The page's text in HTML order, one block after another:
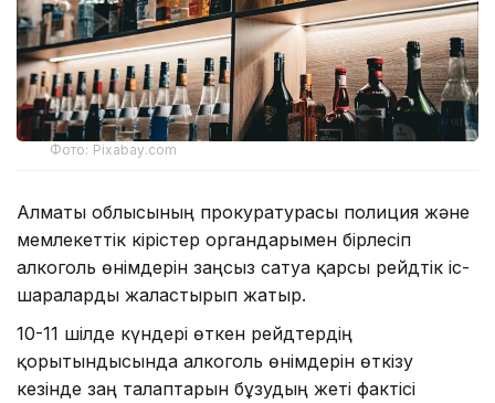
Фото: Pixabay.com
Алматы облысының прокуратурасы полиция және
мемлекеттік кірістер органдарымен бірлесіп
алкоголь өнімдерін заңсыз сатуға қарсы рейдтік іс-
шараларды жалғастырып жатыр.
10-11 шілде күндері өткен рейдтердің
қорытындысында алкоголь өнімдерін өткізу
кезінде заң талаптарын бұзудың жеті фактісі